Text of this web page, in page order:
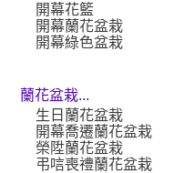
開幕花籃
開幕蘭花盆栽
開幕綠色盆栽
蘭花盆栽...
生日蘭花盆栽
開幕喬遷蘭花盆栽
榮陞蘭花盆栽
弔唁喪禮蘭花盆栽